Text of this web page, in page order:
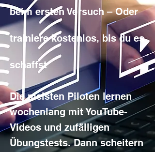
beim ersten Versuch – Oder
trainiere kostenlos, bis du es
schaffst
Die meisten Piloten lernen
wochenlang mit YouTube-
Videos und zufälligen
Übungstests. Dann scheitern